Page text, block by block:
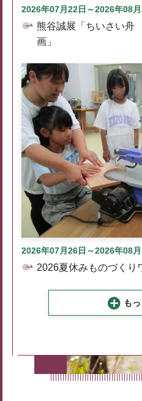
2026年07月22日～2026年08月
熊谷誠展「ちいさい
画」
2026年07月26日～2026年08
2026夏休みものづくり
も